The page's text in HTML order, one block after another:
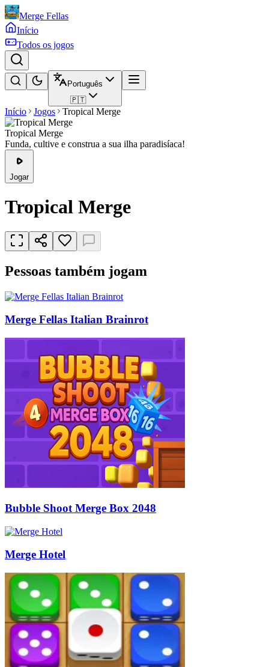
Merge Fellas
Início
Todos os jogos
Português
🇵🇹
Início Jogos Tropical Merge
Tropical Merge
Funda, cultive e construa a sua ilha paradisíaca!
Jogar
Tropical Merge
Pessoas também jogam
Merge Fellas Italian Brainrot
Bubble Shoot Merge Box 2048
Merge Hotel